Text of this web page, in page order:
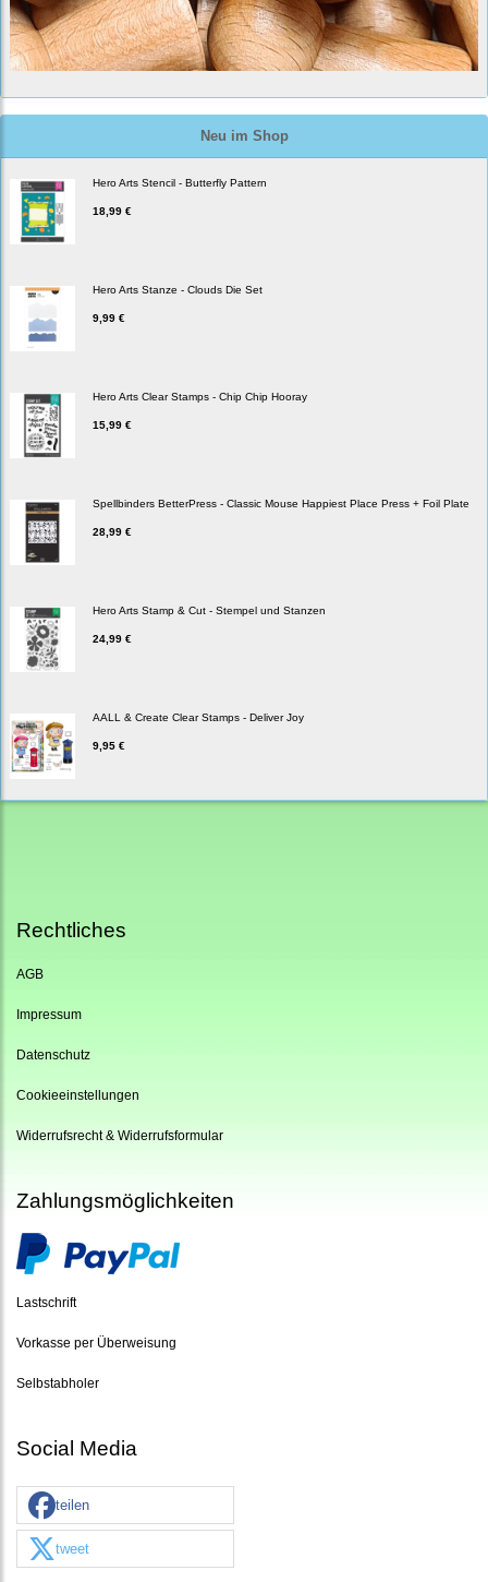
Neu im Shop
Hero Arts Stencil - Butterfly Pattern
18,99 €
Hero Arts Stanze - Clouds Die Set
9,99 €
Hero Arts Clear Stamps - Chip Chip Hooray
15,99 €
Spellbinders BetterPress - Classic Mouse Happiest Place Press + Foil Plate
28,99 €
Hero Arts Stamp & Cut - Stempel und Stanzen
24,99 €
AALL & Create Clear Stamps - Deliver Joy
9,95 €
Rechtliches
AGB
Impressum
Datenschutz
Cookieeinstellungen
Widerrufsrecht & Widerrufsformular
Zahlungsmöglichkeiten
Lastschrift
Vorkasse per Überweisung
Selbstabholer
Social Media
teilen
tweet